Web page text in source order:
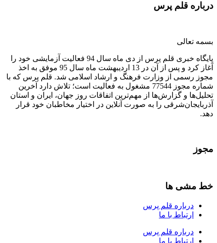
درباره قلم پرس
بسمه تعالی
پایگاه خبری قلم پرس از دی ماه سال 94 فعالیت آزمایشی خود را
آغاز کرد و پس از آن در 13 اردیبهشت ماه سال 95 موفق به اخذ
مجوز رسمی از وزارت فرهنگ و ارشاد اسلامی شد. قلم پرس که با
شماره مجوز 77544 مشغول به فعالیت است؛ تلاش دارد آخرین
تحلیل‌ها و گزارش‌ها از مهم‌ترین اتفاقات روز جهان، ایران و استان
آذربایجان‌شرقی را به صورت آنلاین در اختیار مخاطبان خود قرار
دهد.
مجوز
خط مشی ها
درباره قلم پرس
ارتباط با ما
درباره قلم پرس
ارتباط با ما